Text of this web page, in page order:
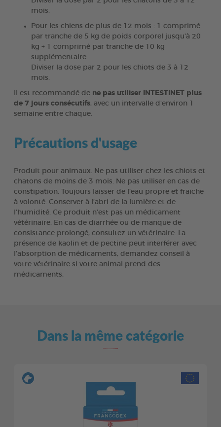
mois.
Pour les chiens de plus de 12 mois : 1 comprimé
par tranche de 5 kg de poids corporel jusqu'à 20
kg + 1 comprimé par tranche de 10 kg
supplémentaire.
Diviser la dose par 2 pour les chiots de 3 à 12
mois.
II est recommandé de ne pas utiliser INTESTINET plus
de 7 jours consécutifs, avec un intervalle d'environ 1
semaine entre chaque.
Précautions d'usage
Produit pour animaux. Ne pas utiliser chez les chiots et
chatons de moins de 3 mois. Ne pas utiliser en cas de
constipation. Toujours laisser de l’eau propre et fraiche
à volonté. Conserver à l’abri de la lumière et de
l’humidité. Ce produit n’est pas un médicament
vétérinaire. En cas de diarrhée ou de manque de
consistance prolongé, consultez un vétérinaire. La
présence de kaolin et de pectine peut interférer avec
l’absorption de médicaments, demandez conseil à
votre vétérinaire si votre animal prend des
médicaments.
Dans la même catégorie